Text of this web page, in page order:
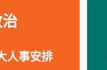
人事安排